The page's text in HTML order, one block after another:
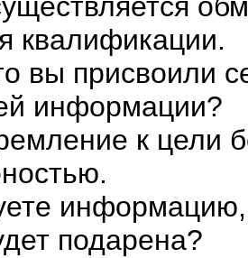
квалификации.
вы присвоили
информации?
к цели
информацию,
подарена?